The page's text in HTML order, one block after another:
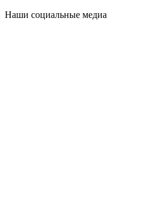
Наши социальные медиа